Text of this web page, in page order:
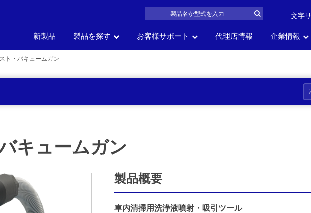
文字
新製品 製品を探す
製品名 車の部位 車のサイズ 一覧から
パーツリスト
お客様サポート
お問い合
代理店情報 企業情報
ト・バキュームガン
キュームガン
製品概要
車内清掃用洗浄液噴射・吸引ツール